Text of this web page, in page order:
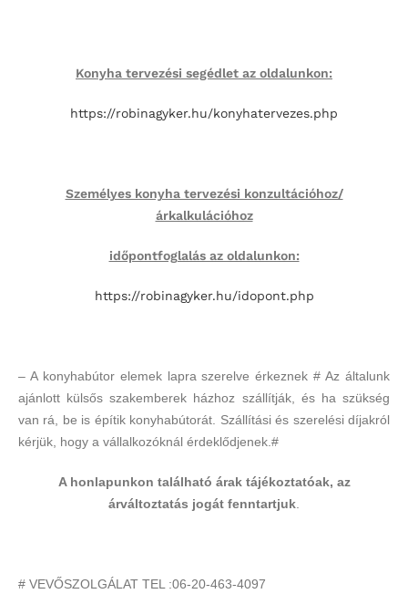
Konyha tervezési segédlet az oldalunkon:
https://robinagyker.hu/konyhatervezes.php
Személyes konyha tervezési konzultációhoz/
árkalkulációhoz
időpontfoglalás az oldalunkon:
https://robinagyker.hu/idopont.php
– A konyhabútor elemek lapra szerelve érkeznek # Az általunk
ajánlott külsős szakemberek házhoz szállítják, és ha szükség
van rá, be is építik konyhabútorát. Szállítási és szerelési díjakról
kérjük, hogy a vállalkozóknál érdeklődjenek.#
A honlapunkon található árak tájékoztatóak, az
árváltoztatás jogát fenntartjuk
# VEVŐSZOLGÁLAT TEL :06-20-463-4097